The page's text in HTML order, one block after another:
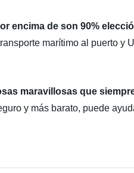
encima de son 90%
marítimo al puerto
maravillosas que
y más barato, puede